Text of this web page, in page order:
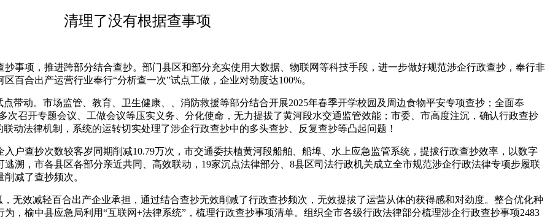
清理了没有根据查事项
项，推进跨部分结合查抄。部门县区和部分充实使用大数据、物联网等科技手段，进一步做好规范涉企行政查抄，奉行非
百合出产运营行业奉行“分析查一次”试点工做，企业对劲度达100%。
动。市场监管、教育、卫生健康、、消防救援等部分结合开展2025年春季开学校园及周边食物平安专项查抄；全面奉
次召开专题会议、工做会议等压实义务、分化使命，无力提拔了黄河段水交通监管效能；市委、市高度注沉，确认行政查抄
动法律机制，系统的运转切实处理了涉企行政查抄中的多头查抄、反复查抄等凸起问题！
查抄次数较客岁同期削减10.79万次，市交通委扶植黄河段船舶、船埠、水上应急监管系统，提拔行政查抄效率，以数字
溯，市各县区各部分亲近共同、高效联动，19家沉点法律部分、8县区司法行政机关成立全市规范涉企行政法律专项步履联
减了查抄频次。
效减轻百合出产企业承担，通过结合查抄无效削减了行政查抄频次，无效提拔了运营从体的获得感和对劲度。整合优化种
，榆中县应急局利用“互联网+法律系统”，梳理行政查抄事项清单。组织全市各级行政法律部分梳理涉企行政查抄事项2483